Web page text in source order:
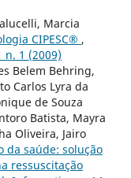
Marcia
CIPESC® ,
n. 1 (2009)
Belem Behring,
Carlos Lyra da
de Souza
Batista, Mayra
Oliveira, Jairo
da saúde: solução
ressuscitação